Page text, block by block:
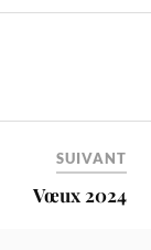
SUIVANT
Vœux 2024